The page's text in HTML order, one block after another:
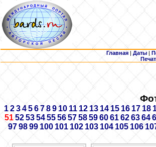
Главная | Даты |
1 2 3 45 6 7 8 9 10 11 12 13 1415 16 17 18
51 52 53 54 55 56 57 58 59 60 61 62 63 64
97 98 99 100 101 102 103 104 105 106